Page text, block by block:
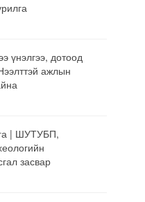
үнэлгээ, дотоод
ажлын
| ШУТУБП,
засвар